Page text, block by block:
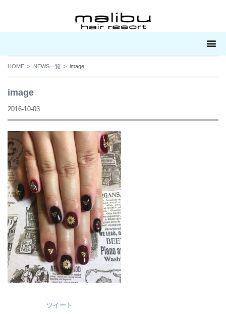
HOME > NEWS一覧 > image
image
2016-10-03
ツイート